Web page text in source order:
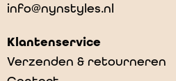
info@nynstyles.nl
Klantenservice
Verzenden & retourneren